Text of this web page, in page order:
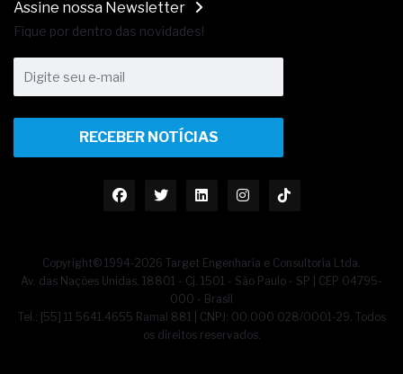
Assine nossa Newsletter
Fique por dentro das novidades!
RECEBER NOTÍCIAS
Copyright© 1994-2026 Target Engenharia e Consultoria Ltda.
Av. das Nações Unidas, 18801 - Cj. 1501 - São Paulo - SP | CEP 04795-
000 - Brasil
Tel.: [55] 11 5641.4655 Ramal 881 | CNPJ: 00.000.028/0001-29. Todos
os direitos reservados.